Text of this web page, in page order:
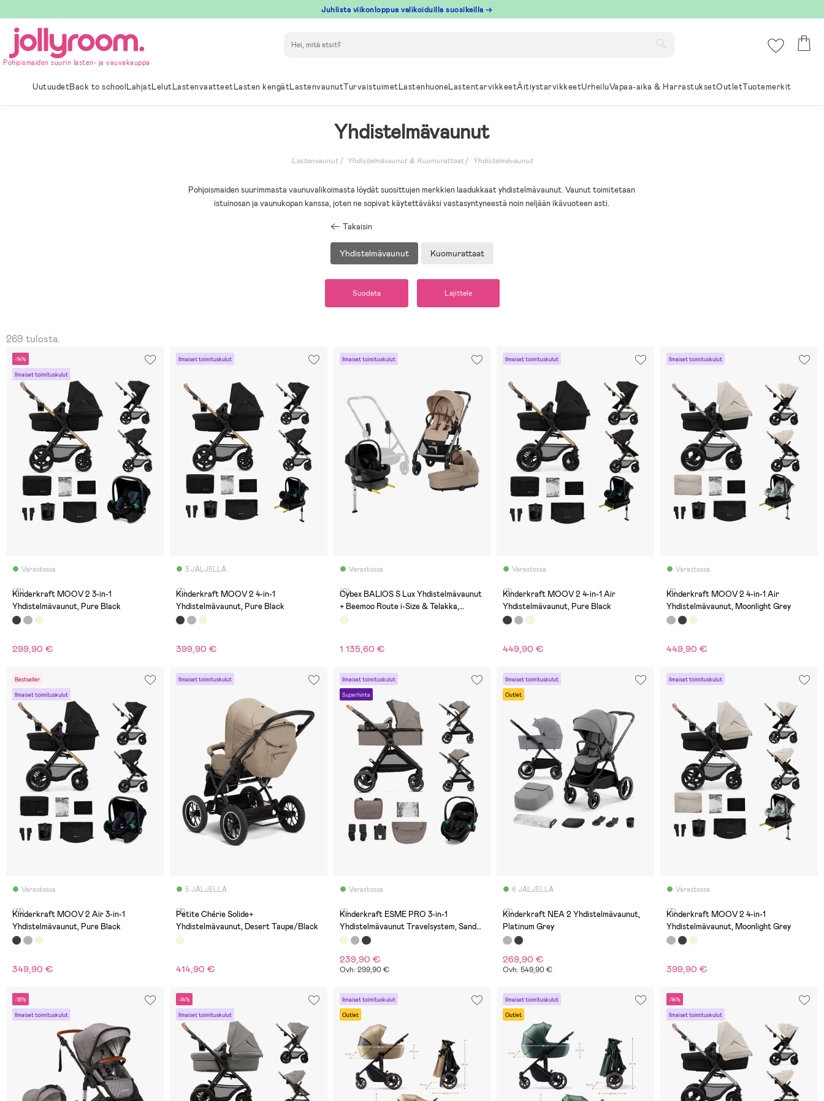
till
innehållet
Juhlista viikonloppua valikoiduilla suosikeilla →
Pohjoismaiden suurin lasten- ja vauvakauppa
UutuudetBack to schoolLahjatLelutLastenvaatteetLasten kengätLastenvaunutTurvaistuimetLastenhuoneLastentarvikkeetÄitiystarvikkeetUrheiluVapaa-aika & HarrastuksetOutletTuotemerkit
Yhdistelmävaunut
Lastenvaunut Yhdistelmävaunut & Kuomurattaat Yhdistelmävaunut
Pohjoismaiden suurimmasta vaunuvalikoimasta löydät suosittujen merkkien laadukkaat yhdistelmävaunut. Vaunut toimitetaan
istuinosan ja vaunukopan kanssa, joten ne sopivat käytettäväksi vastasyntyneestä noin neljään ikävuoteen asti.
Takaisin
Yhdistelmävaunut Kuomurattaat
Suodata Lajittele
269 tulosta.
-14%
Ilmaiset toimituskulut
Varastossa
(31)
Kinderkraft MOOV 2 3-in-1
Yhdistelmävaunut, Pure Black
299,90 €
Ilmaiset toimituskulut
3 JÄLJELLÄ
(7)
Kinderkraft MOOV 2 4-in-1
Yhdistelmävaunut, Pure Black
399,90 €
Ilmaiset toimituskulut
Varastossa
(0)
Cybex BALIOS S Lux Yhdistelmävaunut
+ Beemoo Route i-Size & Telakka,
Almond Beige/Black Stone
1 135,60 €
Ilmaiset toimituskulut
Varastossa
(8)
Kinderkraft MOOV 2 4-in-1 Air
Yhdistelmävaunut, Pure Black
449,90 €
Ilmaiset toimituskulut
Varastossa
(8)
Kinderkraft MOOV 2 4-in-1 Air
Yhdistelmävaunut, Moonlight Grey
449,90 €
Bestseller
Ilmaiset toimituskulut
Varastossa
(13)
Kinderkraft MOOV 2 Air 3-in-1
Yhdistelmävaunut, Pure Black
349,90 €
Ilmaiset toimituskulut
5 JÄLJELLÄ
(3)
Petite Chérie Solide+
Yhdistelmävaunut, Desert Taupe/Black
414,90 €
Ilmaiset toimituskulut
Superhinta
Varastossa
(1)
Kinderkraft ESME PRO 3-in-1
Yhdistelmävaunut Travelsystem, Sand
Beige
239,90 €
Ovh: 299,90 €
Ilmaiset toimituskulut
Outlet
6 JÄLJELLÄ
(0)
Kinderkraft NEA 2 Yhdistelmävaunut,
Platinum Grey
269,90 €
Ovh: 549,90 €
Ilmaiset toimituskulut
Varastossa
(7)
Kinderkraft MOOV 2 4-in-1
Yhdistelmävaunut, Moonlight Grey
399,90 €
-18%
Ilmaiset toimituskulut
-14%
Ilmaiset toimituskulut
Ilmaiset toimituskulut
Outlet
Ilmaiset toimituskulut
Outlet
-14%
Ilmaiset toimituskulut